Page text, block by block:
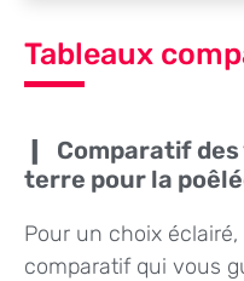
Tableaux
Comparatif des
terre pour la
Pour un choix
comparatif qui vous